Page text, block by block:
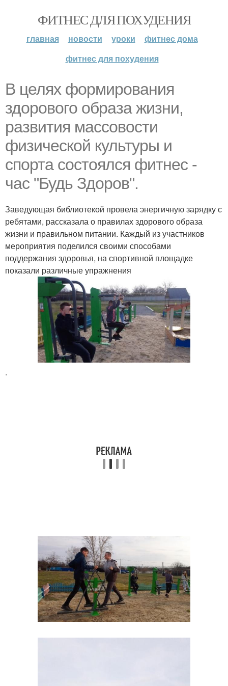
ФИТНЕС ДЛЯ ПОХУДЕНИЯ
главная новости уроки
фитнес дома
фитнес для похудения
В целях формирования
здорового образа жизни,
развития массовости
физической культуры и
спорта состоялся фитнес -
час "Будь Здоров".
Заведующая библиотекой провела энергичную зарядку с
ребятами, рассказала о правилах здорового образа
жизни и правильном питании. Каждый из участников
мероприятия поделился своими способами
поддержания здоровья, на спортивной площадке
показали различные упражнения
.